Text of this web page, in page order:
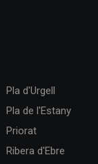
Pla d'Urgell
Pla de l'Estany
Priorat
Ribera d'Ebre